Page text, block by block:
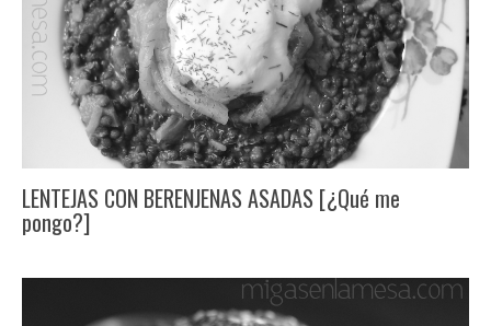
LENTEJAS CON BERENJENAS ASADAS [¿Qué me
pongo?]